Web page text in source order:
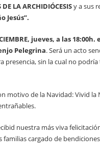
LA ARCHIDIÓCESISy a sus
Jesús”.
jueves, a las 18:00h.
Pelegrina. Será un acto
sin la cual no
motivo de la Navidad: Vivid la
nuestra más viva
cargado de